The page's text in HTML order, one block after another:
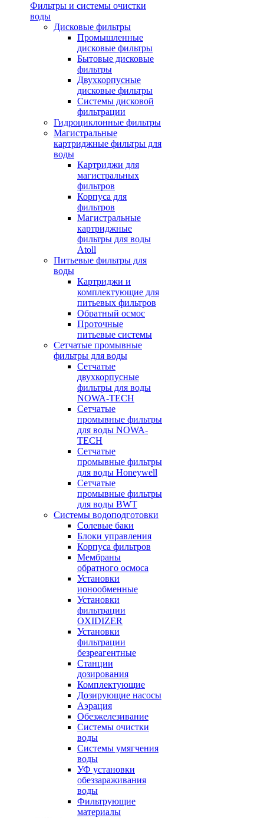
Фильтры и системы очистки
воды
Дисковые фильтры
Промышленные
дисковые фильтры
Бытовые дисковые
фильтры
Двухкорпусные
дисковые фильтры
Системы дисковой
фильтрации
Гидроциклонные фильтры
Магистральные
картриджные фильтры для
воды
Картриджи для
магистральных
фильтров
Корпуса для
фильтров
Магистральные
картриджные
фильтры для воды
Atoll
Питьевые фильтры для
воды
Картриджи и
комплектующие для
питьевых фильтров
Обратный осмос
Проточные
питьевые системы
Сетчатые промывные
фильтры для воды
Сетчатые
двухкорпусные
фильтры для воды
NOWA-TECH
Сетчатые
промывные фильтры
для воды NOWA-
TECH
Сетчатые
промывные фильтры
для воды Honeywell
Сетчатые
промывные фильтры
для воды BWT
Системы водоподготовки
Солевые баки
Блоки управления
Корпуса фильтров
Мембраны
обратного осмоса
Установки
ионообменные
Установки
фильтрации
OXIDIZER
Установки
фильтрации
безреагентные
Станции
дозирования
Комплектующие
Дозирующие насосы
Аэрация
Обезжелезивание
Системы очистки
воды
Системы умягчения
воды
УФ установки
обеззараживания
воды
Фильтрующие
материалы